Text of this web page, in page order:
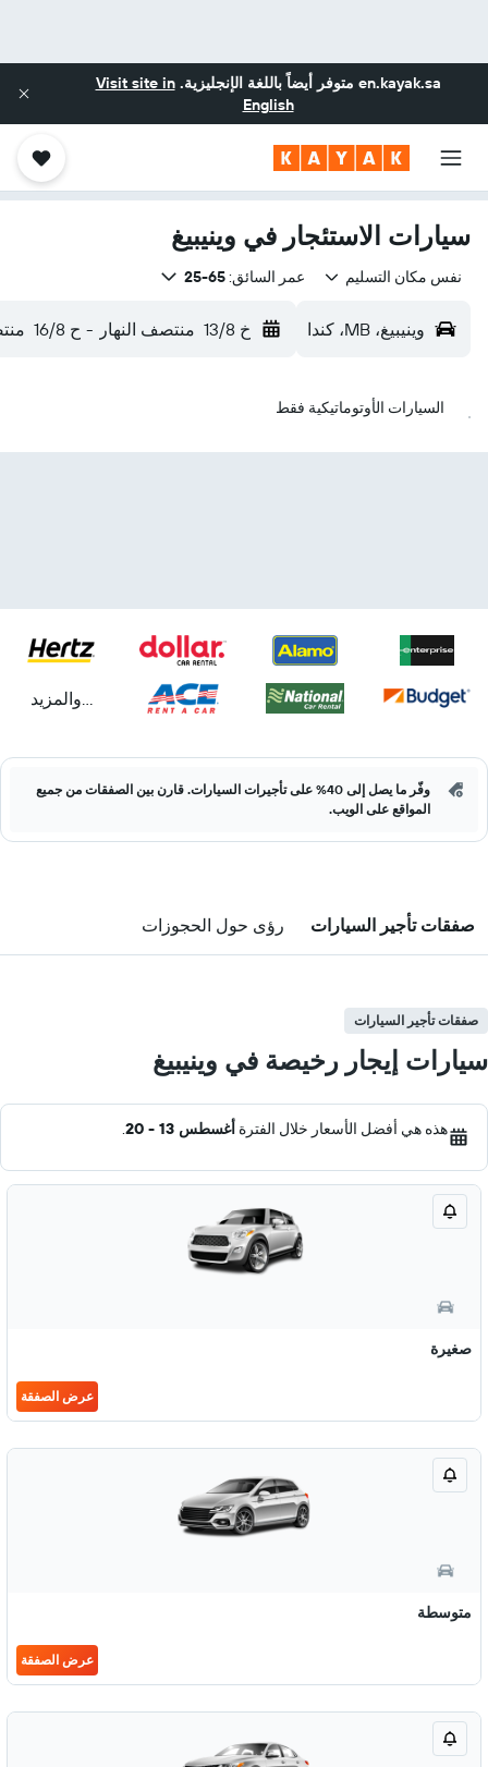
en.kayak.sa متوفر أيضاً باللغة الإنجليزية.Visit site in
English
سيارات الاستئجار في وينيبيغ
نفس مكان التسليم عمر السائق:65-25
وينيبيغ، MB، كندا خ 13/8 منتصف النهار - ح 16/8
السيارات الأوتوماتيكية فقط
...والمزيد
وفّر ما يصل إلى 40% على تأجيرات السيارات. قارن بين الصفقات من جميع
المواقع على الويب.
صفقات تأجير السيارات رؤى حول الحجوزات
صفقات تأجير السيارات
سيارات إيجار رخيصة في وينيبيغ
هذه هي أفضل الأسعار خلال الفترة أغسطس 13 - 20 .
صغيرة
عرض الصفقة
متوسطة
عرض الصفقة